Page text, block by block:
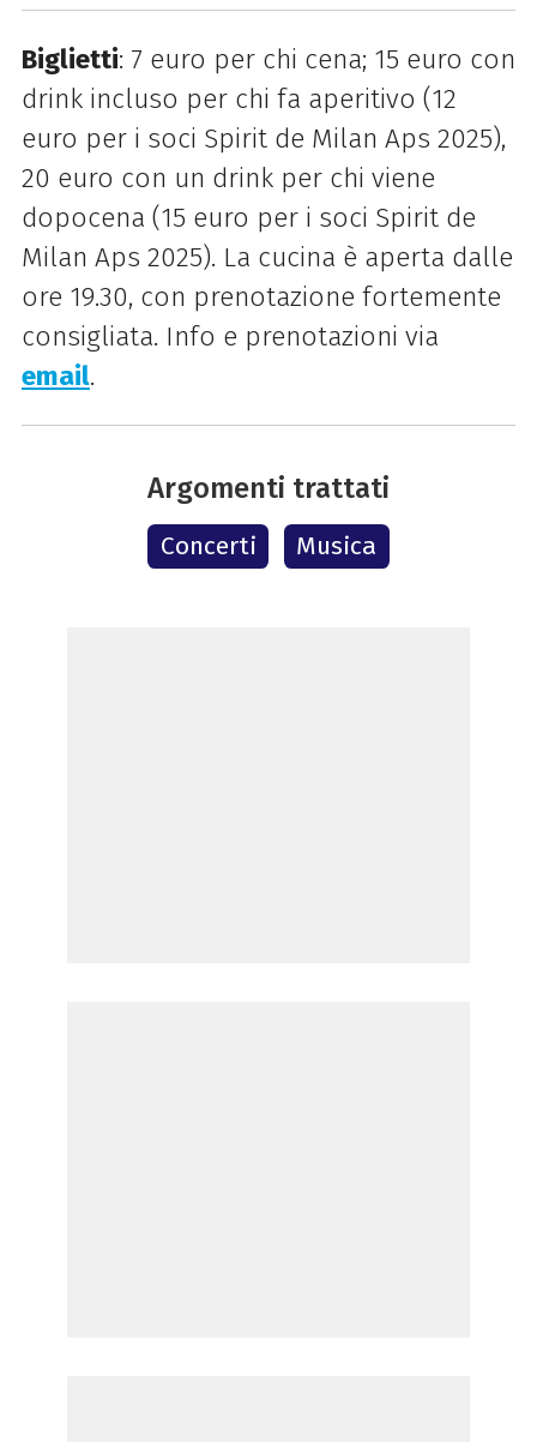
Biglietti: 7 euro per chi cena; 15 euro con
drink incluso per chi fa aperitivo (12
euro per i soci Spirit de Milan Aps 2025),
20 euro con un drink per chi viene
dopocena (15 euro per i soci Spirit de
Milan Aps 2025). La cucina è aperta dalle
ore 19.30, con prenotazione fortemente
consigliata. Info e prenotazioni via
email.
Argomenti trattati
Concerti Musica